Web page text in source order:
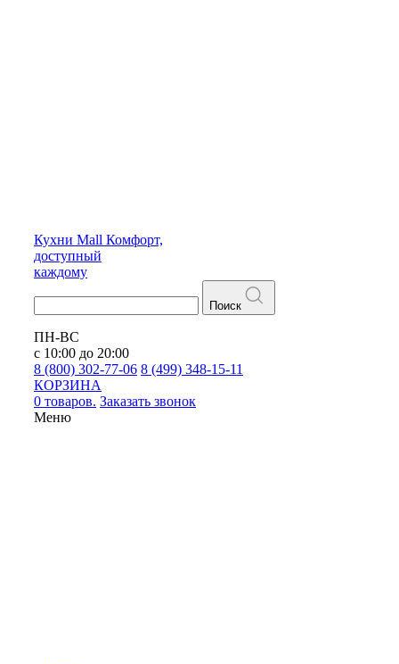
Кухни Mall Комфорт,
доступный
каждому
Поиск
ПН-ВС
с 10:00 до 20:00
8 (800) 302-77-06 8 (499) 348-15-11
КОРЗИНА
0 товаров. Заказать звонок
Меню